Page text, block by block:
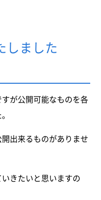
しました
が公開可能なものを各
出来るものがありませ
きたいと思いますの